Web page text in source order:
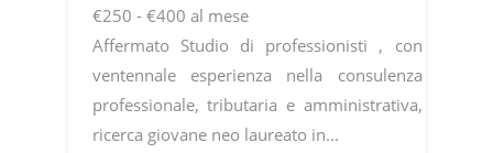
€250 - €400 al mese
Affermato Studio di professionisti , con
ventennale esperienza nella consulenza
professionale, tributaria e amministrativa,
ricerca giovane neo laureato in...